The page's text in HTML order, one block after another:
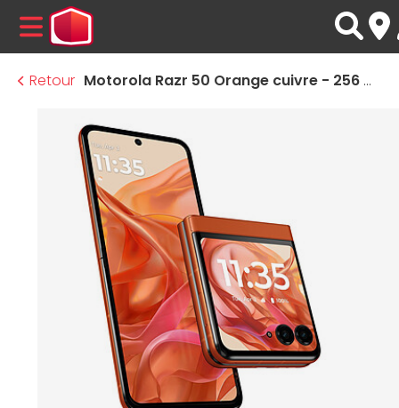
MENU
Retour
Motorola Razr 50 Orange cuivre - 256 Go - 8 Go